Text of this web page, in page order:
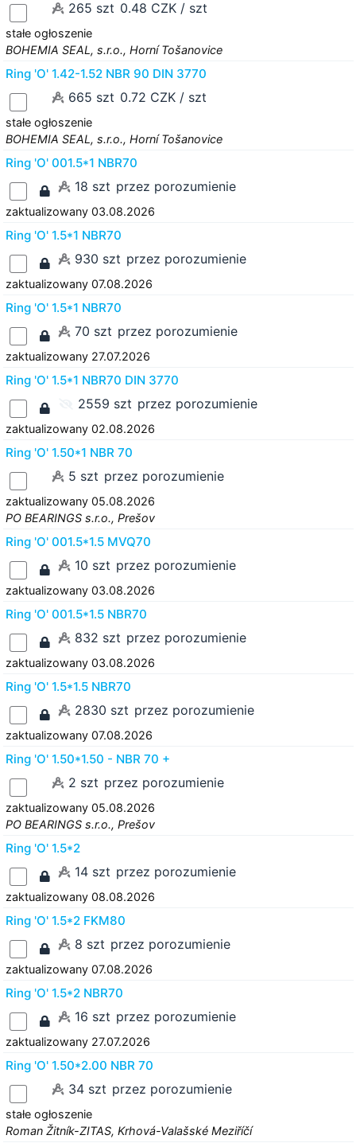
265 szt 0.48 CZK / szt
stałe ogłoszenie
BOHEMIA SEAL, s.r.o., Horní Tošanovice
Ring 'O' 1.42-1.52 NBR 90 DIN 3770
665 szt 0.72 CZK / szt
stałe ogłoszenie
BOHEMIA SEAL, s.r.o., Horní Tošanovice
Ring 'O' 001.5*1 NBR70
18 szt przez porozumienie
zaktualizowany 03.08.2026
Ring 'O' 1.5*1 NBR70
930 szt przez porozumienie
zaktualizowany 07.08.2026
Ring 'O' 1.5*1 NBR70
70 szt przez porozumienie
zaktualizowany 27.07.2026
Ring 'O' 1.5*1 NBR70 DIN 3770
2559 szt przez porozumienie
zaktualizowany 02.08.2026
Ring 'O' 1.50*1 NBR 70
5 szt przez porozumienie
zaktualizowany 05.08.2026
PO BEARINGS s.r.o., Prešov
Ring 'O' 001.5*1.5 MVQ70
10 szt przez porozumienie
zaktualizowany 03.08.2026
Ring 'O' 001.5*1.5 NBR70
832 szt przez porozumienie
zaktualizowany 03.08.2026
Ring 'O' 1.5*1.5 NBR70
2830 szt przez porozumienie
zaktualizowany 07.08.2026
Ring 'O' 1.50*1.50 - NBR 70 +
2 szt przez porozumienie
zaktualizowany 05.08.2026
PO BEARINGS s.r.o., Prešov
Ring 'O' 1.5*2
14 szt przez porozumienie
zaktualizowany 08.08.2026
Ring 'O' 1.5*2 FKM80
8 szt przez porozumienie
zaktualizowany 07.08.2026
Ring 'O' 1.5*2 NBR70
16 szt przez porozumienie
zaktualizowany 27.07.2026
Ring 'O' 1.50*2.00 NBR 70
34 szt przez porozumienie
stałe ogłoszenie
Roman Žitník-ZITAS, Krhová-Valašské Meziříčí